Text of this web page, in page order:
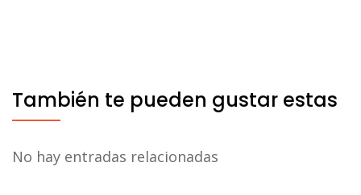
También te pueden gustar estas
No hay entradas relacionadas